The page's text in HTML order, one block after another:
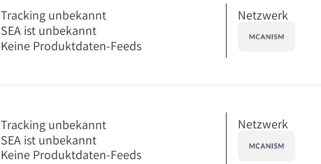
Tracking unbekannt
SEA ist unbekannt
Keine Produktdaten-Feeds
Netzwerk
Tracking unbekannt
SEA ist unbekannt
Keine Produktdaten-Feeds
Netzwerk